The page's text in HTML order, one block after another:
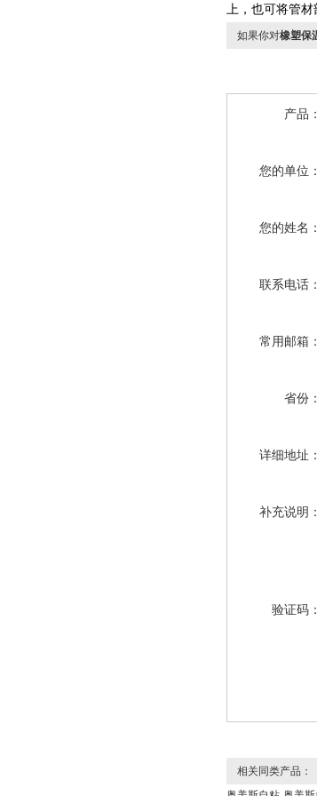
上，也可将管
如果你对橡塑保
产品：
您的单位：
您的姓名：
联系电话：
常用邮箱：
省份：
详细地址：
补充说明：
验证码：
相关同类产品：